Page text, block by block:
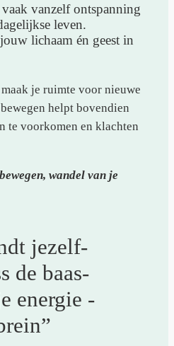
vanzelf ontspanning
leven.
lichaam én geest in
je ruimte voor nieuwe
helpt bovendien
te voorkomen en klachten
wandel van je
jezelf-
de baas-
energie -